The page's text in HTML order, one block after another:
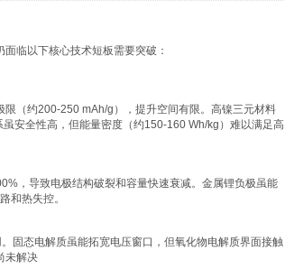
临以下核心技术短板需要突破：
（约200-250 mAh/g），提升空间有限。高镍三元材料
安全性高，但能量密度（约150-160 Wh/kg）难以满足高
，导致电极结构破裂和容量快速衰减。金属锂负极虽能
和热失控。
固态电解质虽能拓宽电压窗口，但氧化物电解质界面接触
未解决